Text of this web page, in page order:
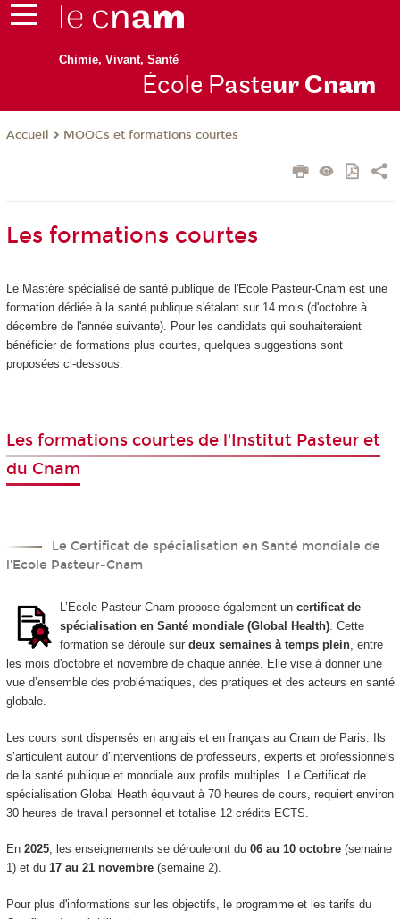
Chimie, Vivant, Santé
École Pasteur Cnam
Accueil MOOCs et formations courtes
Les formations courtes
Le Mastère spécialisé de santé publique de l'Ecole Pasteur-Cnam est une
formation dédiée à la santé publique s'étalant sur 14 mois (d'octobre à
décembre de l'année suivante). Pour les candidats qui souhaiteraient
bénéficier de formations plus courtes, quelques suggestions sont
proposées ci-dessous.
Les formations courtes de l'Institut Pasteur et
du Cnam
Le Certificat de spécialisation en Santé mondiale de
l'Ecole Pasteur-Cnam
L’Ecole Pasteur-Cnam propose également un certificat de
spécialisation en Santé mondiale (Global Health). Cette
formation se déroule sur deux semaines à temps plein, entre
les mois d'octobre et novembre de chaque année. Elle vise à donner une
vue d’ensemble des problématiques, des pratiques et des acteurs en santé
globale.
Les cours sont dispensés en anglais et en français au Cnam de Paris. Ils
s’articulent autour d’interventions de professeurs, experts et professionnels
de la santé publique et mondiale aux profils multiples. Le Certificat de
spécialisation Global Heath équivaut à 70 heures de cours, requiert environ
30 heures de travail personnel et totalise 12 crédits ECTS.
En 2025, les enseignements se dérouleront du 06 au 10 octobre(semaine
1) et du 17 au 21 novembre(semaine 2).
Pour plus d'informations sur les objectifs, le programme et les tarifs du